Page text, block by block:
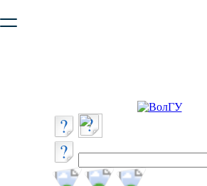
безопасную работу с сайтом. Пожалуйста